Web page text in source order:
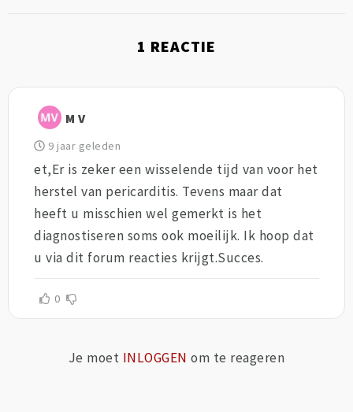
1 REACTIE
M V
9 jaar geleden
et,Er is zeker een wisselende tijd van voor het
herstel van pericarditis. Tevens maar dat
heeft u misschien wel gemerkt is het
diagnostiseren soms ook moeilijk. Ik hoop dat
u via dit forum reacties krijgt.Succes.
0
Je moet INLOGGEN om te reageren